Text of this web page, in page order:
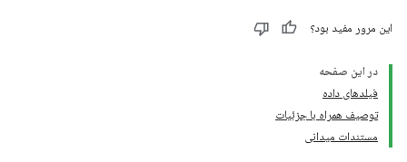
این مرور مفید بود؟
در این صفحه
فیلدهای داده
توصیف همراه با جزئیات
مستندات میدانی